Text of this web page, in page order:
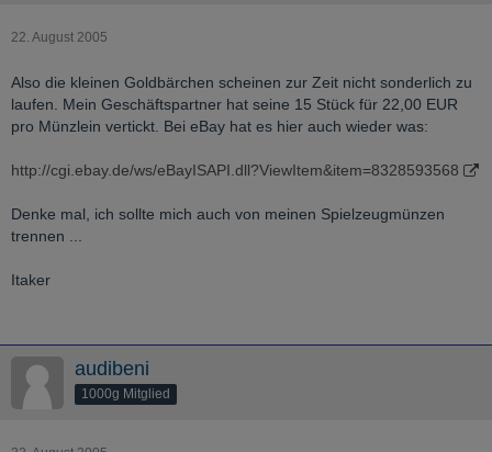
22. August 2005
Also die kleinen Goldbärchen scheinen zur Zeit nicht sonderlich zu
laufen. Mein Geschäftspartner hat seine 15 Stück für 22,00 EUR
pro Münzlein vertickt. Bei eBay hat es hier auch wieder was:
http://cgi.ebay.de/ws/eBayISAPI.dll?ViewItem&item=8328593568
Denke mal, ich sollte mich auch von meinen Spielzeugmünzen
trennen ...
Itaker
audibeni
1000g Mitglied